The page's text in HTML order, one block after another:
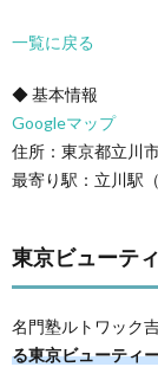
一覧に戻る
◆ 基本情報
Googleマップ
住所：東京都立川
最寄り駅：立川駅
東京ビューテ
名門塾ルトワック
る東京ビューティ